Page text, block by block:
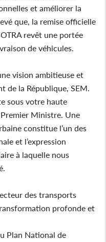
et améliorer la
que, la remise officielle
revêt une portée
de véhicules.
vision ambitieuse et
de la République, SEM.
sous votre haute
Ministre. Une
constitue l’un des
et l’expression
à laquelle nous
des transports
profonde et
Plan National de